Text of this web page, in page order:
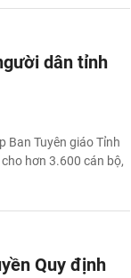
dân tỉnh
Ban Tuyên giáo Tỉnh
hơn 3.600 cán bộ,
Quy định